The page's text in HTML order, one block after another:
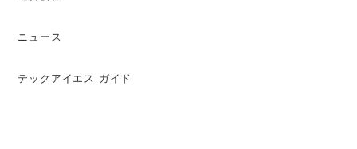
ニュース
テックアイエス ガイド